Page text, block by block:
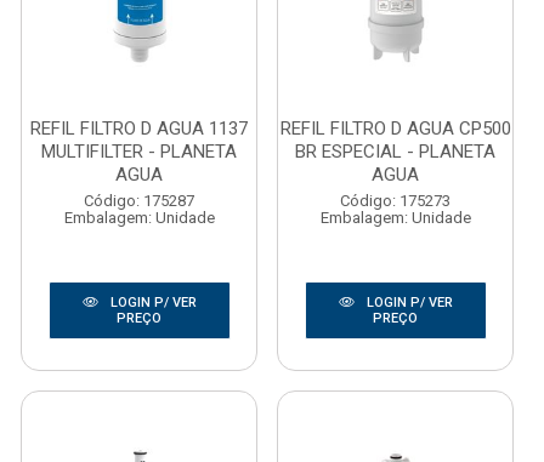
REFIL FILTRO D AGUA 1137
MULTIFILTER - PLANETA
AGUA
Código: 175287
Embalagem: Unidade
LOGIN P/ VER
PREÇO
REFIL FILTRO D AGUA CP500
BR ESPECIAL - PLANETA
AGUA
Código: 175273
Embalagem: Unidade
LOGIN P/ VER
PREÇO